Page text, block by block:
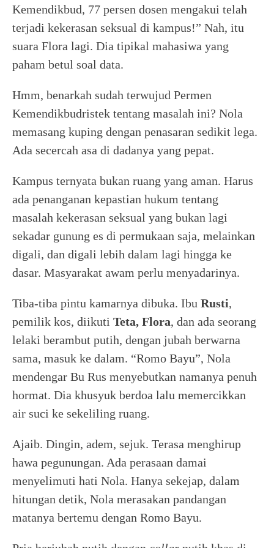
Kemendikbud, 77 persen dosen mengakui telah
terjadi kekerasan seksual di kampus!” Nah, itu
suara Flora lagi. Dia tipikal mahasiwa yang
paham betul soal data.
Hmm, benarkah sudah terwujud Permen
Kemendikbudristek tentang masalah ini? Nola
memasang kuping dengan penasaran sedikit lega.
Ada secercah asa di dadanya yang pepat.
Kampus ternyata bukan ruang yang aman. Harus
ada penanganan kepastian hukum tentang
masalah kekerasan seksual yang bukan lagi
sekadar gunung es di permukaan saja, melainkan
digali, dan digali lebih dalam lagi hingga ke
dasar. Masyarakat awam perlu menyadarinya.
Tiba-tiba pintu kamarnya dibuka. Ibu Rusti,
pemilik kos, diikuti Teta, Flora, dan ada seorang
lelaki berambut putih, dengan jubah berwarna
sama, masuk ke dalam. “Romo Bayu”, Nola
mendengar Bu Rus menyebutkan namanya penuh
hormat. Dia khusyuk berdoa lalu memercikkan
air suci ke sekeliling ruang.
Ajaib. Dingin, adem, sejuk. Terasa menghirup
hawa pegunungan. Ada perasaan damai
menyelimuti hati Nola. Hanya sekejap, dalam
hitungan detik, Nola merasakan pandangan
matanya bertemu dengan Romo Bayu.